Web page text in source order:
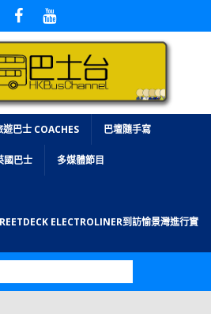
遊巴士 COACHES 巴壇隨手寫
國巴士 多媒體節目
ELECTROLINER到訪愉景灣進行實